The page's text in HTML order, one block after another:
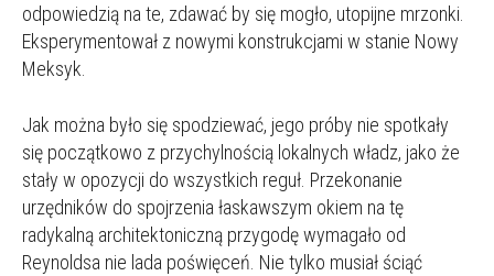
odpowiedzią na te, zdawać by się mogło, utopijne mrzonki.
Eksperymentował z nowymi konstrukcjami w stanie Nowy
Meksyk.
Jak można było się spodziewać, jego próby nie spotkały
się początkowo z przychylnością lokalnych władz, jako że
stały w opozycji do wszystkich reguł. Przekonanie
urzędników do spojrzenia łaskawszym okiem na tę
radykalną architektoniczną przygodę wymagało od
Reynoldsa nie lada poświęceń. Nie tylko musiał ściąć